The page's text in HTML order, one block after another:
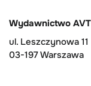
Wydawnictwo
ul. Leszczynowa 11
03-197 Warszawa